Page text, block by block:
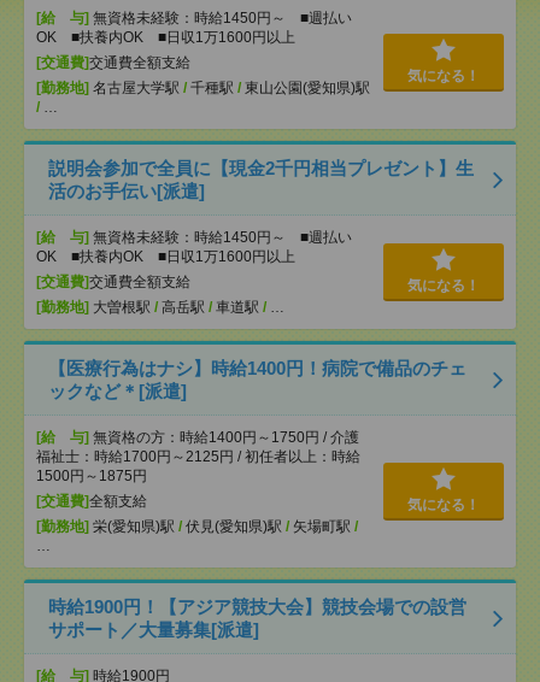
[給 与] 無資格未経験：時給1450円～ ■週払い
OK ■扶養内OK ■日収1万1600円以上
[交通費]交通費全額支給
[勤務地] 名古屋大学駅 / 千種駅 / 東山公園(愛知県)駅
/ …
気になる！
説明会参加で全員に【現金2千円相当プレゼント】生
活のお手伝い[派遣]
[給 与] 無資格未経験：時給1450円～ ■週払い
OK ■扶養内OK ■日収1万1600円以上
[交通費]交通費全額支給
[勤務地] 大曽根駅 / 高岳駅 / 車道駅 / …
気になる！
【医療行為はナシ】時給1400円！病院で備品のチェ
ックなど＊[派遣]
[給 与] 無資格の方：時給1400円～1750円 / 介護
福祉士：時給1700円～2125円 / 初任者以上：時給
1500円～1875円
[交通費]全額支給
[勤務地] 栄(愛知県)駅 / 伏見(愛知県)駅 / 矢場町駅 /
…
気になる！
時給1900円！【アジア競技大会】競技会場での設営
サポート／大量募集[派遣]
[給 与] 時給1900円